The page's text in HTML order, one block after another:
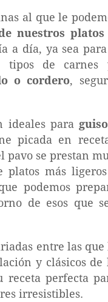
al que le
nuestros platos
a día, ya sea
tipos de
o cordero,
ideales para
picada en
pavo se prestan
platos más
podemos
de esos que
entre las
y clásicos
receta perfecta
irresistibles.